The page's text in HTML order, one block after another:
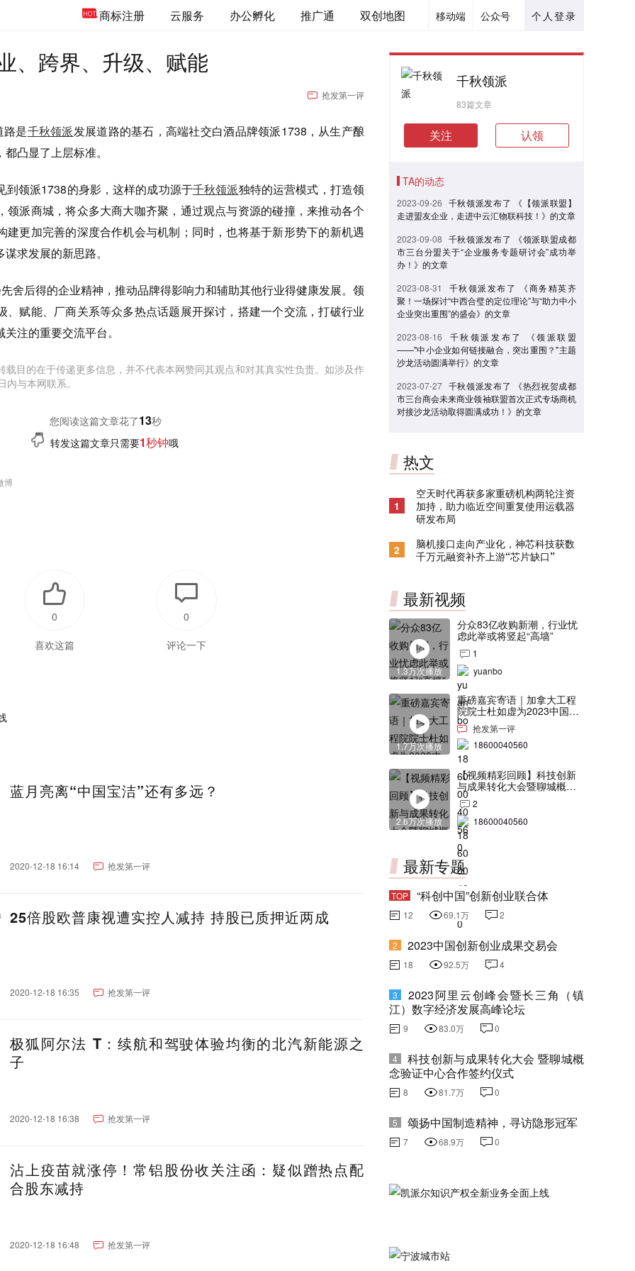
个人登录
公众号
移动端
商标注册 云服务 办公孵化 推广通 双创地图
跨界、升级、赋能
抢发第一评
路是千秋领派发展道路的基石，高端社交白酒品牌领派1738，从生产酿
凸显了上层标准。
到领派1738的身影，这样的成功源于千秋领派独特的运营模式，打造领
领派商城，将众多大商大咖齐聚，通过观点与资源的碰撞，来推动各个
建更加完善的深度合作机会与机制；同时，也将基于新形势下的新机遇
求发展的新思路。
舍后得的企业精神，推动品牌得影响力和辅助其他行业得健康发展。领
、赋能、厂商关系等众多热点话题展开探讨，搭建一个交流，打破行业
注的重要交流平台。
目的在于传递更多信息，并不代表本网赞同其观点和对其真实性负责。如涉及作
与本网联系。
您阅读这篇文章花了14秒
转发这篇文章只需要1秒钟哦
博
喜欢这篇
0
评论一下
0
蓝月亮离“中国宝洁”还有多远？
2020-12-18 16:14 抢发第一评
25倍股欧普康视遭实控人减持 持股已质押近两成
2020-12-18 16:35 抢发第一评
极狐阿尔法 T：续航和驾驶体验均衡的北汽新能源之
子
2020-12-18 16:38 抢发第一评
沾上疫苗就涨停！常铝股份收关注函：疑似蹭热点配
合股东减持
2020-12-18 16:48 抢发第一评
千秋领派
83篇文章
关注 认领
TA的动态
2023-09-26 千秋领派发布了 《【领派联盟】
走进盟友企业，走进中云汇物联科技！》的文章
2023-09-08 千秋领派发布了 《领派联盟成都
市三台分盟关于“企业服务专题研讨会”成功举
办！》的文章
2023-08-31
千秋领派发布了 《商务精英齐
聚！一场探讨“中西合璧的定位理论”与“助力中小
企业突出重围”的盛会》的文章
2023-08-16
千秋领派发布了 《领派联盟
——"中小企业如何链接融合，突出重围？"主题
沙龙活动圆满举行》的文章
2023-07-27 千秋领派发布了 《热烈祝贺成都
市三台商会未来商业领袖联盟首次正式专场商机
对接沙龙活动取得圆满成功！》的文章
热文
1
空天时代再获多家重磅机构两轮注资
加持，助力临近空间重复使用运载器
研发布局
2
脑机接口走向产业化，神芯科技获数
千万元融资补齐上游“芯片缺口”
最新视频
1.3万次播放
分众83亿收购新潮，行业忧
虑此举或将竖起“高墙”
1
yuanbo
1.7万次播放
重磅嘉宾寄语｜加拿大工程
院院士杜如虚为2023中国创
交会打Call！
抢发第一评
18600040560
2.6万次播放
【视频精彩回顾】科技创新
与成果转化大会暨聊城概念
验证中心合作签约仪式
2
18600040560
最新专题
TOP “科创中国”创新创业联合体
12 69.1万 2
2 2023中国创新创业成果交易会
18 92.5万 4
3
2023阿里云创峰会暨长三角（镇
江）数字经济发展高峰论坛
9 83.0万 0
4
科技创新与成果转化大会 暨聊城概
念验证中心合作签约仪式
8 81.7万 0
5 颂扬中国制造精神，寻访隐形冠军
7 68.9万 0